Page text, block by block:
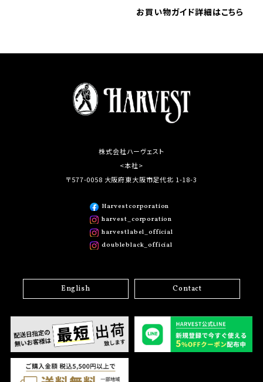
お買い物ガイド詳細はこちら
株式会社ハーヴェスト
<本社>
〒577-0058 大阪府東大阪市足代北 1-18-3
Harvestcorporation
harvest_corporation
harvestlabel_official
doubleblack_official
English Contact